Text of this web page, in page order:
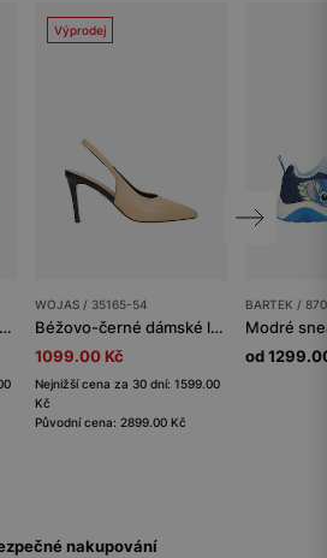
Pastelové dámské sneakers RELAKS na masivní podrážce
Výprodej
WOJAS / 35165-54
Béžovo-černé dámské lodičky na jehlovém podpatku s otevřenou patou
1099.00 Kč
Nejnižší cena za 30 dní: 1599.00
Kč
Původní cena: 2899.00 Kč
BARTEK /
od
nakupování